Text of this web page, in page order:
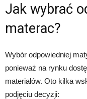
Jak wybrać
materac?
Wybór odpowiedniej
ponieważ na rynku
materiałów. Oto kilka
podjęciu decyzji: